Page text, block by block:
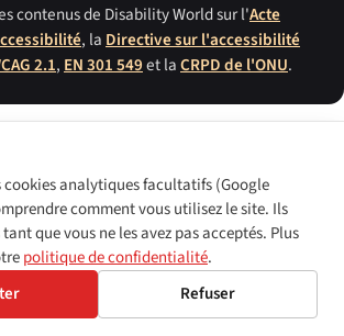
contenus de Disability World sur l'Acte
, la Directive sur l'accessibilité
2.1, EN 301 549et laCRPD de l'ONU.
de 1978, article 49 (modernisé par la réforme
15 février 2024).
1/2013, de 29 de noviembre, por el que se
Refundido de la Ley General de derechos de las
y de su inclusión social (LGDPD).
cookies analytiques facultatifs (Google
comment vous utilisez le site. Ils
que vous ne les avez pas acceptés. Plus
politique de confidentialité.
Refuser